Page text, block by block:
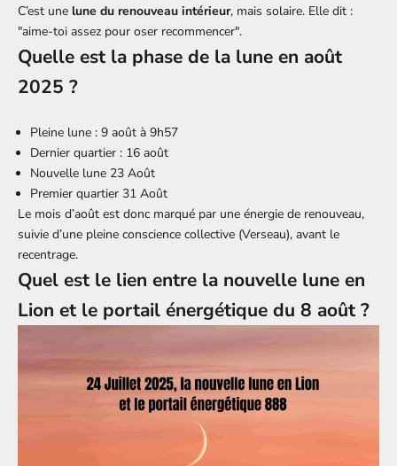
C’est une lune du renouveau intérieur, mais solaire. Elle dit :
"aime-toi assez pour oser recommencer".
Quelle est la phase de la lune en août
2025 ?
Pleine lune : 9 août à 9h57
Dernier quartier : 16 août
Nouvelle lune 23 Août
Premier quartier 31 Août
Le mois d’août est donc marqué par une énergie de renouveau,
suivie d’une pleine conscience collective (Verseau), avant le
recentrage.
Quel est le lien entre la nouvelle lune en
Lion et le portail énergétique du 8 août ?